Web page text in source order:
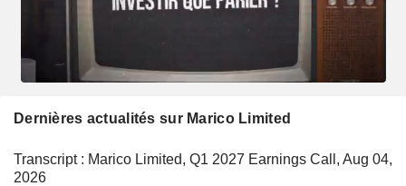
Dernières actualités sur Marico Limited
Transcript : Marico Limited, Q1 2027 Earnings Call, Aug 04,
2026